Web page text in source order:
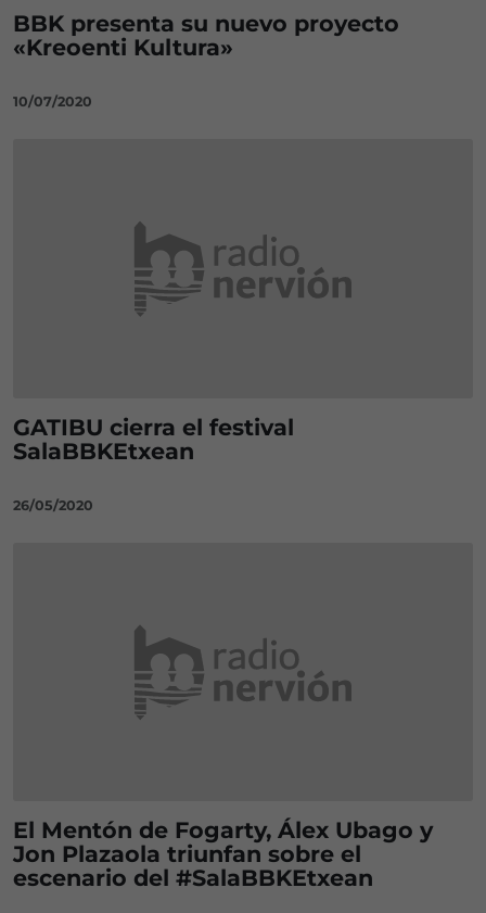
BBK presenta su nuevo proyecto
«Kreoenti Kultura»
10/07/2020
GATIBU cierra el festival
SalaBBKEtxean
26/05/2020
El Mentón de Fogarty, Álex Ubago y
Jon Plazaola triunfan sobre el
escenario del #SalaBBKEtxean